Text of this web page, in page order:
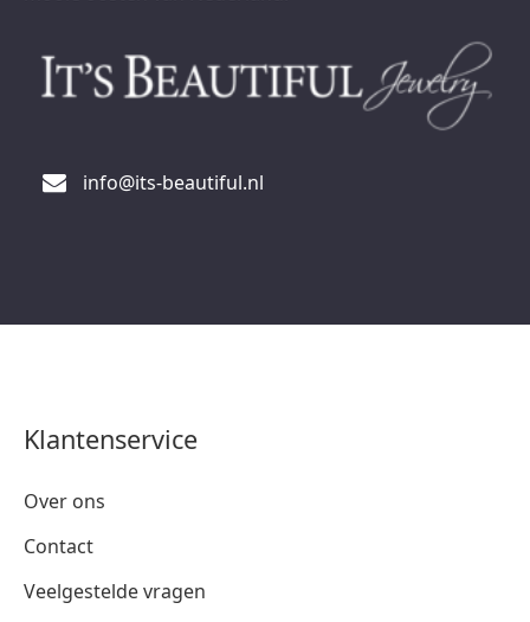
info@its-beautiful.nl
Klantenservice
Over ons
Contact
Veelgestelde vragen